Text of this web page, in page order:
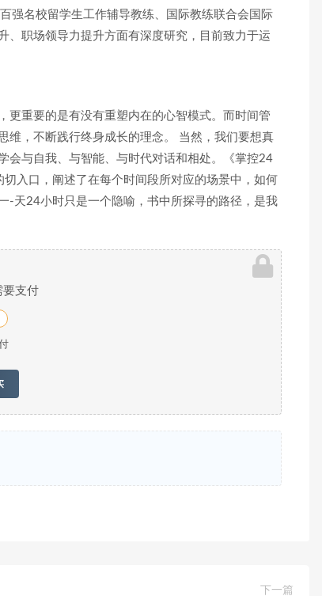
强名校留学生工作辅导教练、国际教练联合会国际
、职场领导力提升方面有深度研究，目前致力于运
更重要的是有没有重塑内在的心智模式。而时间管
维，不断践行终身成长的理念。 当然，我们要想真
会与自我、与智能、与时代对话和相处。《掌控24
入口，阐述了在每个时间段所对应的场景中，如何
-天24小时只是一个隐喻，书中所探寻的路径，是我
要支付
下一篇